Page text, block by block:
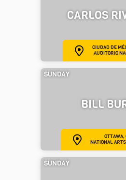
CARLOS
CIUDAD DE
AUDITORIO
SUNDAY
BILL
OTTAWA,
NATIONAL
SUNDAY